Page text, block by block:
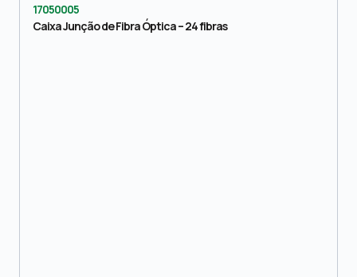
17050005
Caixa Junção de Fibra Óptica – 24 fibras